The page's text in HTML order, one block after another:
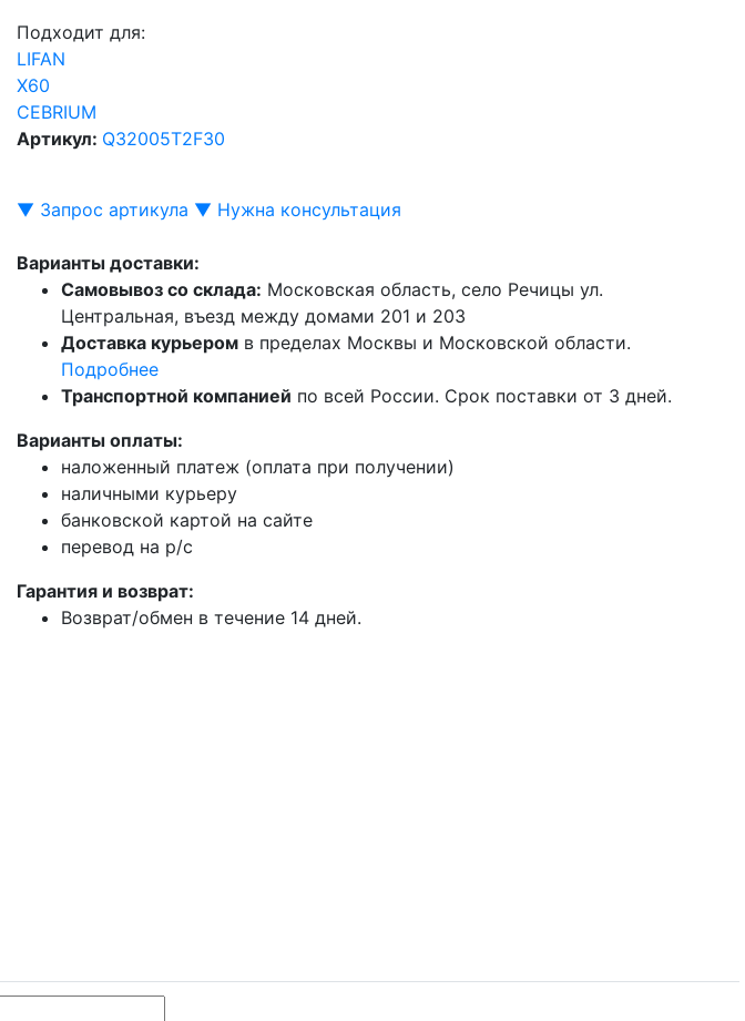
Подходит для:
LIFAN
X60
CEBRIUM
Артикул: Q32005T2F30
▼ Запрос артикула ▼ Нужна консультация
Варианты доставки:
Самовывоз со склада: Московская область, село Речицы ул.
Центральная, въезд между домами 201 и 203
Доставка курьером в пределах Москвы и Московской области.
Подробнее
Транспортной компанией по всей России. Срок поставки от 3 дней.
Варианты оплаты:
наложенный платеж (оплата при получении)
наличными курьеру
банковской картой на сайте
перевод на р/с
Гарантия и возврат:
Возврат/обмен в течение 14 дней.